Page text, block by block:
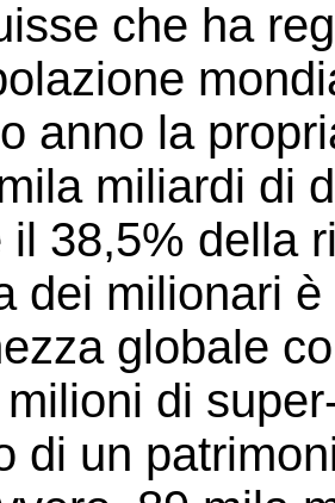
che ha
anno la
miliardi di
il 38,5% della
dei milionari
globale
di
di un